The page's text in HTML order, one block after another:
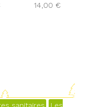
14,00 €